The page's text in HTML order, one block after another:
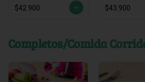
$42.900 $43.900
Completos/Comida